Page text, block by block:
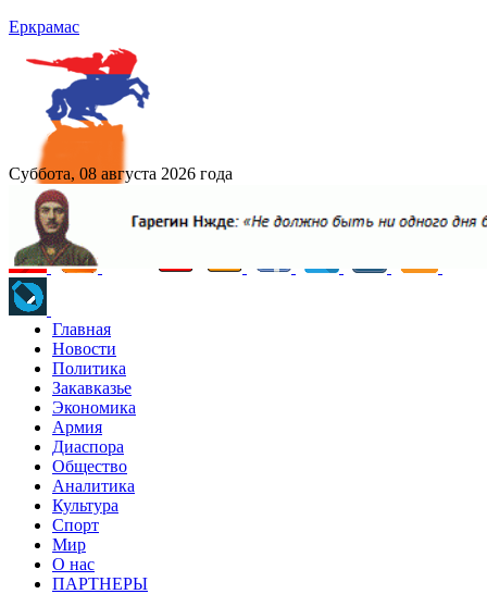
Еркрамас
Суббота, 08 августа 2026 года
Главная
Новости
Политика
Закавказье
Экономика
Армия
Диаспора
Общество
Аналитика
Культура
Спорт
Мир
О нас
ПАРТНЕРЫ